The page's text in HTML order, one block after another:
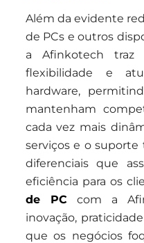
Além da evidente
de PCs e outros
a Afinkotech traz
flexibilidade e
hardware,
mantenham
cada vez mais
serviços e o suporte
diferenciais que
eficiência para os
de PC com a
inovação,
que os negócios